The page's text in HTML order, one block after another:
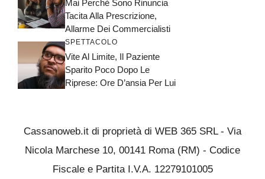
Mai Perché Sono Rinuncia
Tacita Alla Prescrizione,
Allarme Dei Commercialisti
SPETTACOLO
Vite Al Limite, Il Paziente
Sparito Poco Dopo Le
Riprese: Ore D’ansia Per Lui
Cassanoweb.it di proprietà di WEB 365 SRL - Via
Nicola Marchese 10, 00141 Roma (RM) - Codice
Fiscale e Partita I.V.A. 12279101005